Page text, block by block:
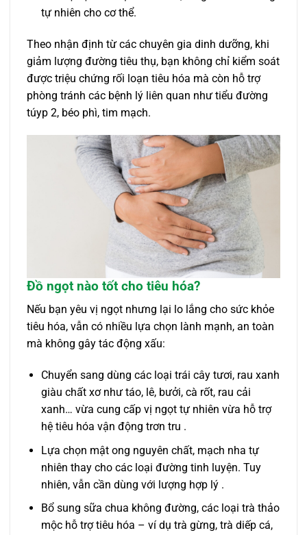
tự nhiên cho cơ thể.
Theo nhận định từ các chuyên gia dinh dưỡng, khi
giảm lượng đường tiêu thụ, bạn không chỉ kiểm soát
được triệu chứng rối loạn tiêu hóa mà còn hỗ trợ
phòng tránh các bệnh lý liên quan như tiểu đường
túyp 2, béo phì, tim mạch.
Đồ ngọt nào tốt cho tiêu hóa?
Nếu bạn yêu vị ngọt nhưng lại lo lắng cho sức khỏe
tiêu hóa, vẫn có nhiều lựa chọn lành mạnh, an toàn
mà không gây tác động xấu:
Chuyển sang dùng các loại trái cây tươi, rau xanh
giàu chất xơ như táo, lê, bưởi, cà rốt, rau cải
xanh… vừa cung cấp vị ngọt tự nhiên vừa hỗ trợ
hệ tiêu hóa vận động trơn tru .
Lựa chọn mật ong nguyên chất, mạch nha tự
nhiên thay cho các loại đường tinh luyện. Tuy
nhiên, vẫn cần dùng với lượng hợp lý .
Bổ sung sữa chua không đường, các loại trà thảo
mộc hỗ trợ tiêu hóa – ví dụ trà gừng, trà diếp cá,